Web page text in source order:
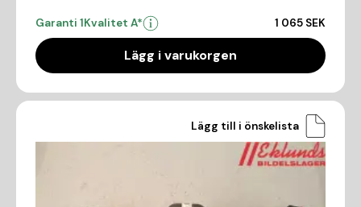
Garanti 1Kvalitet A* 1 065 SEK
Lägg i varukorgen
Lägg till i önskelista